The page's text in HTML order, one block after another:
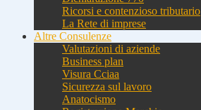
Ricorsi e contenzioso tributario
La Rete di imprese
Altre Consulenze
Valutazioni di aziende
Business plan
Visura Cciaa
Sicurezza sul lavoro
Anatocismo